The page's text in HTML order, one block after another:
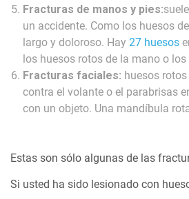
Fracturas de manos y pies:
un accidente. Como los huesos
largo y doloroso. Hay 27 huesos
los huesos rotos de la mano o los
Fracturas faciales: huesos
contra el volante o el parabrisas
con un objeto. Una mandíbula
Estas son sólo algunas de las
Si usted ha sido lesionado con